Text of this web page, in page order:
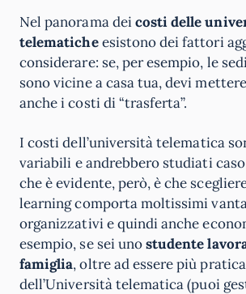
Nel panorama deicosti delle
telematicheesistono dei fattori
considerare: se, per esempio, le
sono vicine a casa tua, devi
anche i costi di “trasferta”.
I costi dell’università telematica
variabili e andrebbero studiati
che è evidente, però, è che
learning comporta moltissimi
organizzativi e quindi anche
esempio, se sei unostudente
famiglia, oltre ad essere più
dell’Università telematica (puoi